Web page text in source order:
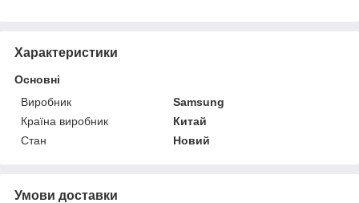
Характеристики
Основні
Виробник
Samsung
Країна виробник
Китай
Стан
Новий
Умови доставки